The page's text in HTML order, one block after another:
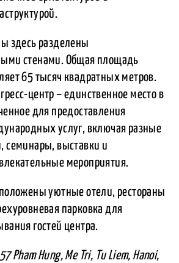
здесь разделены
стенами. Общая площадь
65 тысяч квадратных метров.
центр – единственное место в
для предоставления
услуг, включая разные
семинары, выставки и
мероприятия.
уютные отели, рестораны
парковка для
гостей центра.
57 Pham Hung, Me Tri, Tu Liem, Hanoi,